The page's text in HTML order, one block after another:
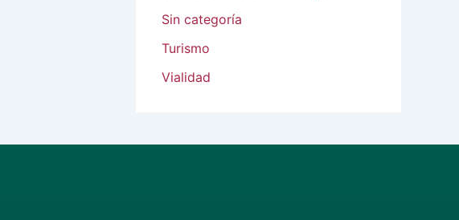
Sin categoría
Turismo
Vialidad